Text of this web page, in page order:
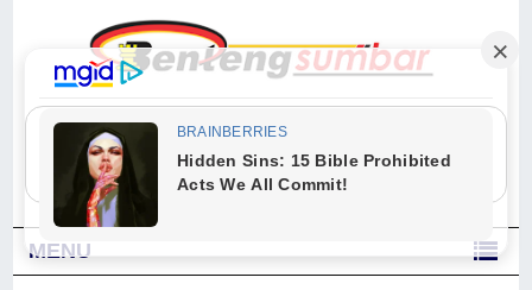
"Sesungguhnya Allah dan para malaikat-Nya berselawat untuk Nabi.
Wahai orang-orang yang beriman, berselawatlah kamu untuk Nabi dan
ucapkanlah salam dengan penuh penghormatan kepadanya." (Qs. Al
Ahzab Ayat 56)
MENU